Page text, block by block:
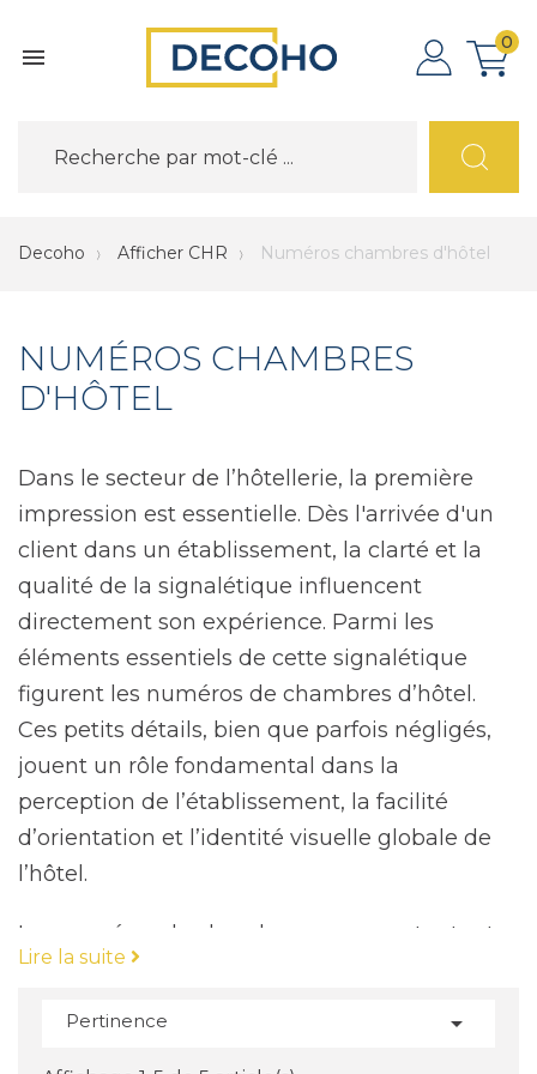

0
Decoho Afficher CHR Numéros chambres d'hôtel
NUMÉROS CHAMBRES
D'HÔTEL
Dans le secteur de l’hôtellerie, la première
impression est essentielle. Dès l'arrivée d'un
client dans un établissement, la clarté et la
qualité de la signalétique influencent
directement son expérience. Parmi les
éléments essentiels de cette signalétique
figurent les numéros de chambres d’hôtel .
Ces petits détails, bien que parfois négligés,
jouent un rôle fondamental dans la
perception de l’établissement, la facilité
d’orientation et l’identité visuelle globale de
l’hôtel.
Les numéros de chambres ne se contentent
pas de guider les clients ; ils renforcent
Lire la suite
Pertinence 